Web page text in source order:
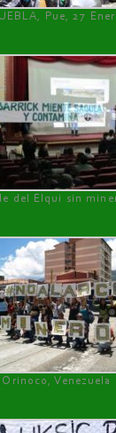
Pue, 27
del Elqui sin
Orinoco, Venezuela